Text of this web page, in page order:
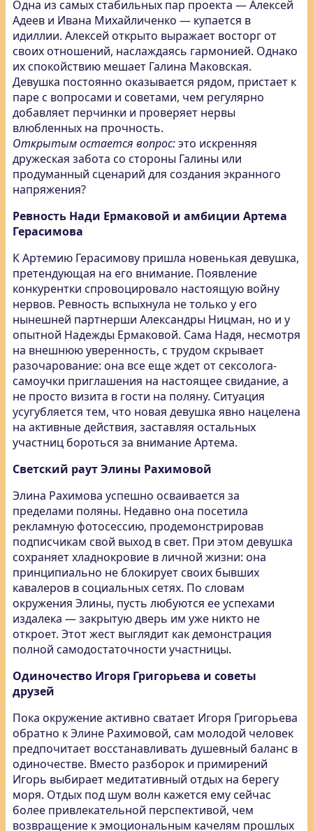
Одна из самых стабильных пар проекта — Алексей
Адеев и Ивана Михайличенко — купается в
идиллии. Алексей открыто выражает восторг от
своих отношений, наслаждаясь гармонией. Однако
их спокойствию мешает Галина Маковская.
Девушка постоянно оказывается рядом, пристает к
паре с вопросами и советами, чем регулярно
добавляет перчинки и проверяет нервы
влюбленных на прочность.
Открытым остается вопрос:это искренняя
дружеская забота со стороны Галины или
продуманный сценарий для создания экранного
напряжения?
Ревность Нади Ермаковой и амбиции Артема
Герасимова
К Артемию Герасимову пришла новенькая девушка,
претендующая на его внимание. Появление
конкурентки спровоцировало настоящую войну
нервов. Ревность вспыхнула не только у его
нынешней партнерши Александры Ницман, но и у
опытной Надежды Ермаковой. Сама Надя, несмотря
на внешнюю уверенность, с трудом скрывает
разочарование: она все еще ждет от сексолога-
самоучки приглашения на настоящее свидание, а
не просто визита в гости на поляну. Ситуация
усугубляется тем, что новая девушка явно нацелена
на активные действия, заставляя остальных
участниц бороться за внимание Артема.
Светский раут Элины Рахимовой
Элина Рахимова успешно осваивается за
пределами поляны. Недавно она посетила
рекламную фотосессию, продемонстрировав
подписчикам свой выход в свет. При этом девушка
сохраняет хладнокровие в личной жизни: она
принципиально не блокирует своих бывших
кавалеров в социальных сетях. По словам
окружения Элины, пусть любуются ее успехами
издалека — закрытую дверь им уже никто не
откроет. Этот жест выглядит как демонстрация
полной самодостаточности участницы.
Одиночество Игоря Григорьева и советы
друзей
Пока окружение активно сватает Игоря Григорьева
обратно к Элине Рахимовой, сам молодой человек
предпочитает восстанавливать душевный баланс в
одиночестве. Вместо разборок и примирений
Игорь выбирает медитативный отдых на берегу
моря. Отдых под шум волн кажется ему сейчас
более привлекательной перспективой, чем
возвращение к эмоциональным качелям прошлых